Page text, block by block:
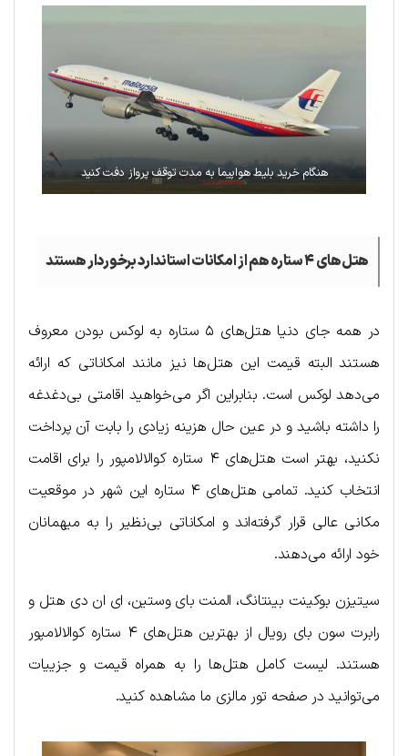
هنگام خرید بلیط هواپیما به مدت توقف پرواز دفت کنید
هتل‌های ۴ ستاره هم از امکانات استاندارد برخوردار هستند
در همه جای دنیا هتل‌های ۵ ستاره به لوکس بودن معروف
هستند البته قیمت این هتل‌ها نیز مانند امکاناتی که ارائه
می‌دهد لوکس است. بنابراین اگر می‌خواهید اقامتی بی‌دغدغه
را داشته باشید و در عین حال هزینه زیادی را بابت آن پرداخت
نکنید، بهتر است هتل‌های ۴ ستاره کوالالامپور را برای اقامت
انتخاب کنید. تمامی هتل‌های ۴ ستاره این شهر در موقعیت
مکانی عالی قرار گرفته‌اند و امکاناتی بی‌نظیر را به میهمانان
خود ارائه می‌دهند.
سیتیزن بوکینت بینتانگ، المنت بای وستین، ای ان دی هتل و
رابرت سون بای رویال از بهترین هتل‌های ۴ ستاره کوالالامپور
هستند. لیست کامل هتل‌ها را به همراه قیمت و جزییات
می‌توانید در صفحه تور مالزی ما مشاهده کنید.